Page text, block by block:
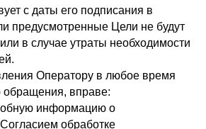
с даты его подписания в
предусмотренные Цели не будут
в случае утраты необходимости
Оператору в любое время
обращения, вправе:
информацию о
обработке